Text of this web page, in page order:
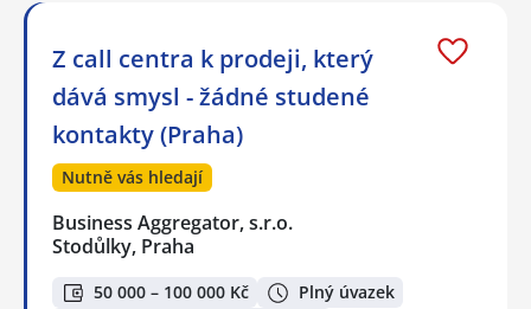
Z call centra k prodeji, který
dává smysl - žádné studené
kontakty (Praha)
Nutně vás hledají
Business Aggregator, s.r.o.
Stodůlky, Praha
50 000 – 100 000 Kč
Plný úvazek